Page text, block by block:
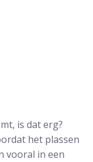
is dat erg?
het plassen
vooral in een